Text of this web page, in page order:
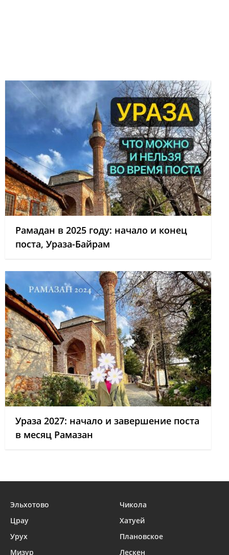
Рамадан в 2025 году: начало и конец
поста, Ураза-Байрам
Ураза 2027: начало и завершение поста
в месяц Рамазан
Эльхотово
Чикола
Црау
Хатуей
Урух
Плановское
Мизур
Лескен